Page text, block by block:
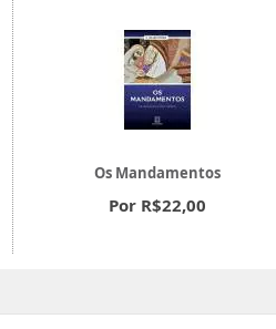
Os Mandamentos
Por R$22,00